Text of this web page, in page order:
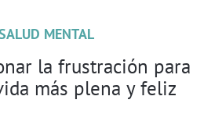
MENTAL
la frustración para
más plena y feliz